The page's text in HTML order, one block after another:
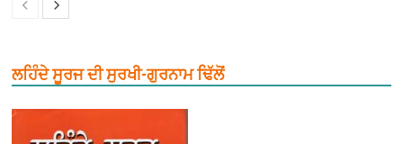
ਲਹਿੰਦੇ ਸੂਰਜ ਦੀ ਸੁਰਖੀ-ਗੁਰਨਾਮ ਢਿੱਲੋਂ